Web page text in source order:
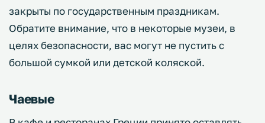
закрыты по государственным праздникам.
Обратите внимание, что в некоторые музеи, в
целях безопасности, вас могут не пустить с
большой сумкой или детской коляской.
Чаевые